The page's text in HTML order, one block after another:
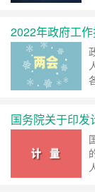
2022年政府工作
国务院关于印